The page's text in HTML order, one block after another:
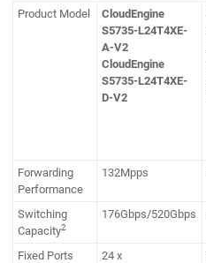
Product Model
CloudEngine
S5735-L24T4XE-
A-V2
CloudEngine
S5735-L24T4XE-
D-V2
Forwarding
Performance
132Mpps
Switching
Capacity2
176Gbps/520Gbps
Fixed Ports
24 x